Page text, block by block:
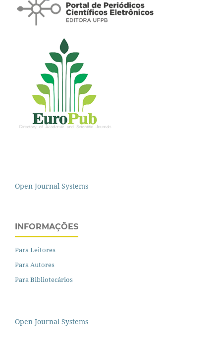
Open Journal Systems
INFORMAÇÕES
Para Leitores
Para Autores
Para Bibliotecários
Open Journal Systems